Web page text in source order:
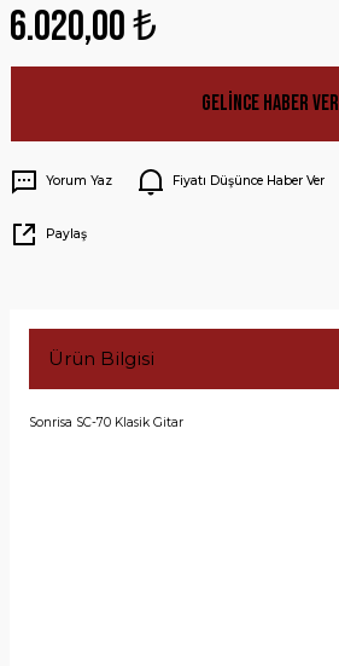
6.020,00 ₺
Gelince Haber Ver
Yorum Yaz Fiyatı Düşünce Haber Ver
Paylaş
Ürün Bilgisi
Sonrisa SC-70 Klasik Gitar